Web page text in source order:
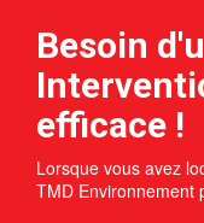
Besoin
efficace !
Lorsque vous avez
TMD Environnement